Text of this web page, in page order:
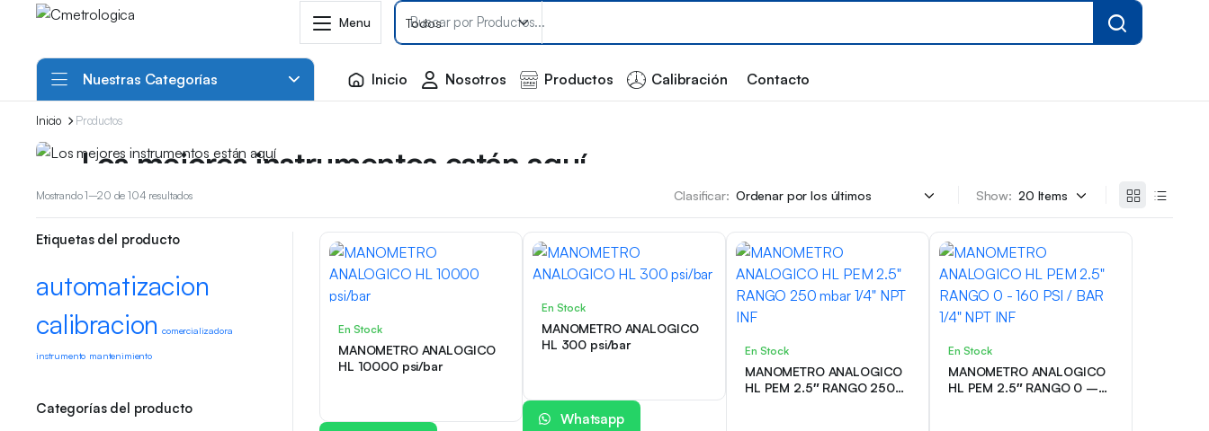
Menu
Nuestras Categorías Inicio Nosotros Productos Calibración Contacto
Inicio Productos
Grandes promociones
Los mejores instrumentos están aquí
Cotiza con nosotros que tenemos grandes ofertas y
descuentos
Mostrando 1–20 de 104 resultadosOrdenado
Clasificar: Show:
En Stock
MANOMETRO ANALOGICO
HL 10000 psi/bar
En Stock
MANOMETRO ANALOGICO
HL 300 psi/bar
Whatsapp
En Stock
MANOMETRO ANALOGICO
HL PEM 2.5″ RANGO 250
En Stock
MANOMETRO ANALOGICO
HL PEM 2.5″ RANGO 0 –
Etiquetas del producto
automatizacion
calibracion comercializadora
instrumento mantenimiento
Categorías del producto